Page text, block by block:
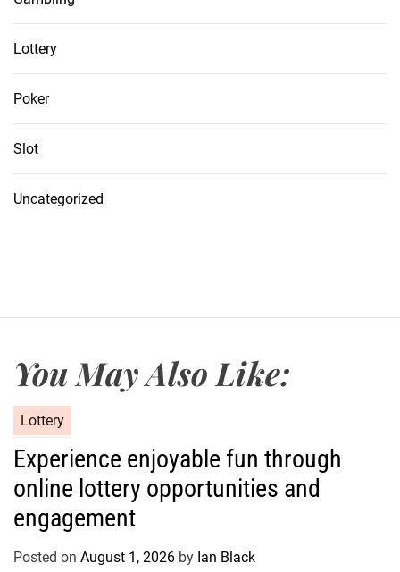
Lottery
Poker
Slot
Uncategorized
You May Also Like:
a
e
o
r
Lottery
Experience enjoyable fun through
online lottery opportunities and
engagement
Posted on August 1, 2026 by Ian Black